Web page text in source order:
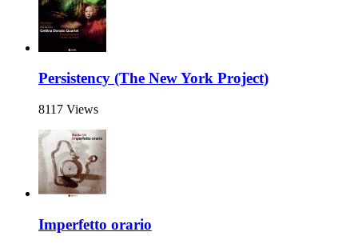
Persistency (The New York Project)
8117 Views
Imperfetto orario